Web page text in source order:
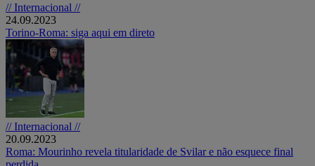
// Internacional //
24.09.2023
Torino-Roma: siga aqui em direto
// Internacional //
20.09.2023
Roma: Mourinho revela titularidade de Svilar e não esquece final